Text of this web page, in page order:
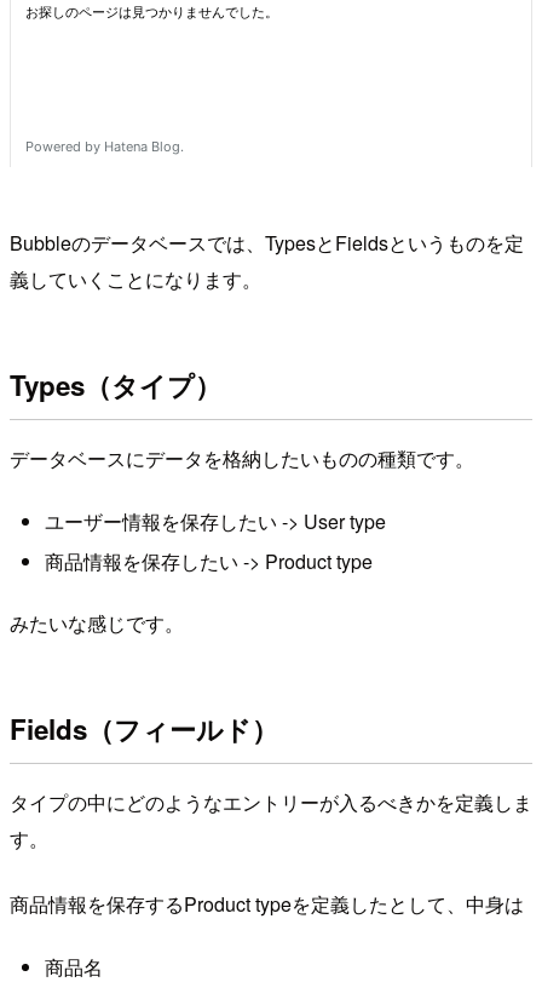
Bubbleのデータベースでは、TypesとFieldsというものを定
義していくことになります。
Types（タイプ）
データベースにデータを格納したいものの種類です。
ユーザー情報を保存したい -> User type
商品情報を保存したい -> Product type
みたいな感じです。
Fields（フィールド）
タイプの中にどのようなエントリーが入るべきかを定義しま
す。
商品情報を保存するProduct typeを定義したとして、中身は
商品名